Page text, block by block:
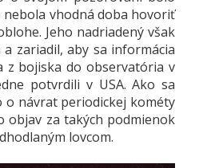
vhodná doba hovoriť
Jeho nadriadený však
zariadil, aby sa informácia
z bojiska do observatória v
potvrdili v USA. Ako sa
o návrat periodickej kométy
objav za takých podmienok
lovcom.